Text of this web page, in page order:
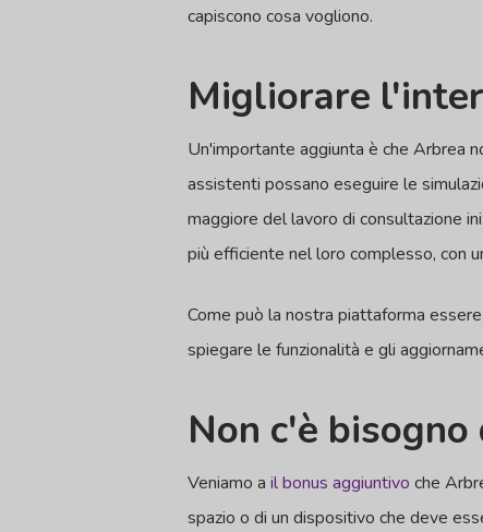
capiscono cosa vogliono.
Migliorare
Un'importante aggiunta è che Arbrea
assistenti possano eseguire le
maggiore del lavoro di consultazione
più efficiente nel loro complesso, con
Come può la nostra piattaforma
spiegare le funzionalità e gli
Non c'è
Veniamo ail bonus aggiuntivo che
spazio o di un dispositivo che deve